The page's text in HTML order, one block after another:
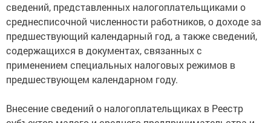
сведений, представленных налогоплательщиками о
среднесписочной численности работников, о доходе за
предшествующий календарный год, а также сведений,
содержащихся в документах, связанных с
применением специальных налоговых режимов в
предшествующем календарном году.
Внесение сведений о налогоплательщиках в Реестр